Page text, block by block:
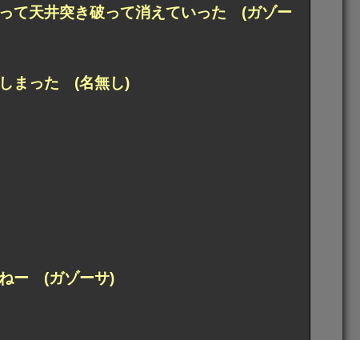
て天井突き破って消えていった (ガゾー
しまった (名無し)
ねー (ガゾーサ)